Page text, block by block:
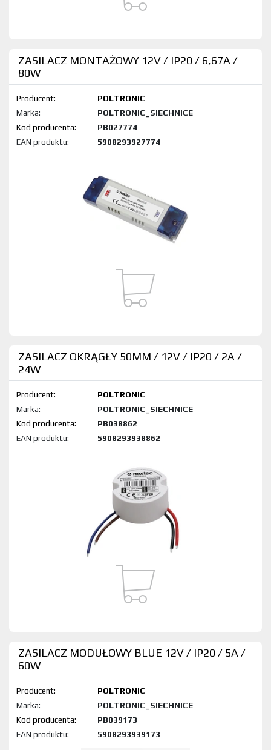
ZASILACZ MONTAŻOWY 12V / IP20 / 6,67A /
80W
Producent:
POLTRONIC
Marka:
POLTRONIC_SIECHNICE
Kod produktu:
PB027774
EAN produktu:
5908293927774
ZASILACZ OKRĄGŁY 50MM / 12V / IP20 / 2A /
24W
Producent:
POLTRONIC
Marka:
POLTRONIC_SIECHNICE
Kod produktu:
PB038862
EAN produktu:
5908293938862
ZASILACZ MODUŁOWY BLUE 12V / IP20 / 5A /
60W
Producent:
POLTRONIC
Marka:
POLTRONIC_SIECHNICE
Kod produktu:
PB039173
EAN produktu:
5908293939173